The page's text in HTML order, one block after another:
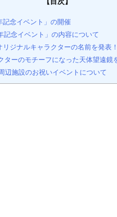
記念イベント」の開催
記念イベント」の内容について
リジナルキャラクターの名前を発表！
ターのモチーフになった天体望遠鏡
辺施設のお祝いイベントについて